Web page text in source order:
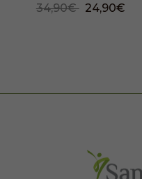
34,90€ 24,90€